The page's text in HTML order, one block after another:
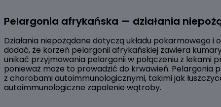
Pelargonia afrykańska — działania
Działania niepożądane dotyczą układu pokarmowego
dodać, że korzeń pelargonii afrykańskiej zawiera
unikać przyjmowania pelargonii w połączeniu z
ponieważ może to prowadzić do krwawień. Pelargonia
z chorobami autoimmunologicznymi, takimi jak
autoimmunologiczne zapalenie wątroby.